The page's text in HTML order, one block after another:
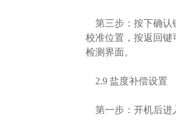
第三步：按下确认
校准位置，按返回键
检测界面。
2.9 盐度补偿设置
第一步：开机后进